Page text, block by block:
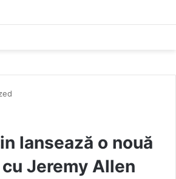
lansează o nouă
Jeremy Allen